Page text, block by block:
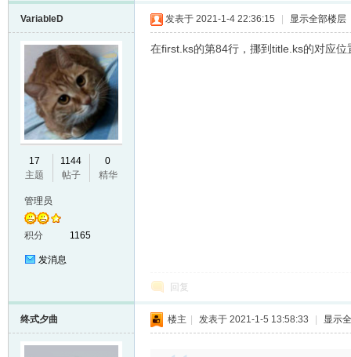
VariableD
17
主题
1144
帖子
0
精华
管理员
积分 1165
发消息
发表于 2021-1-4 22:36:15 显示全部楼层
在first.ks的第84行，挪到title.ks的对应位
回复
终式夕曲 楼主 发表于 2021-1-5 13:58:33 显示